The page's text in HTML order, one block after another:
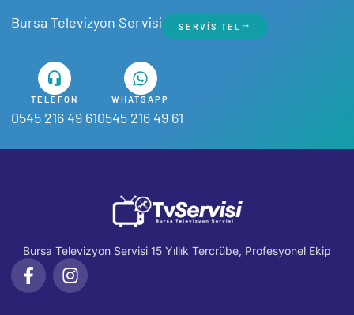
Bursa Televizyon Servisi SERVIS TEL
TELEFON
0545 216 49 61
WHATSAPP
0545 216 49 61
Bursa Televizyon Servisi 15 Yıllık Tercrübe, Profesyonel Ekip